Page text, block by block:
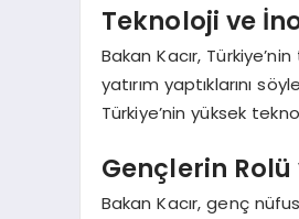
Teknoloji ve
Bakan Kacır,
yatırım yaptıklarını
Türkiye’nin yüksek
Gençlerin
Bakan Kacır, genç